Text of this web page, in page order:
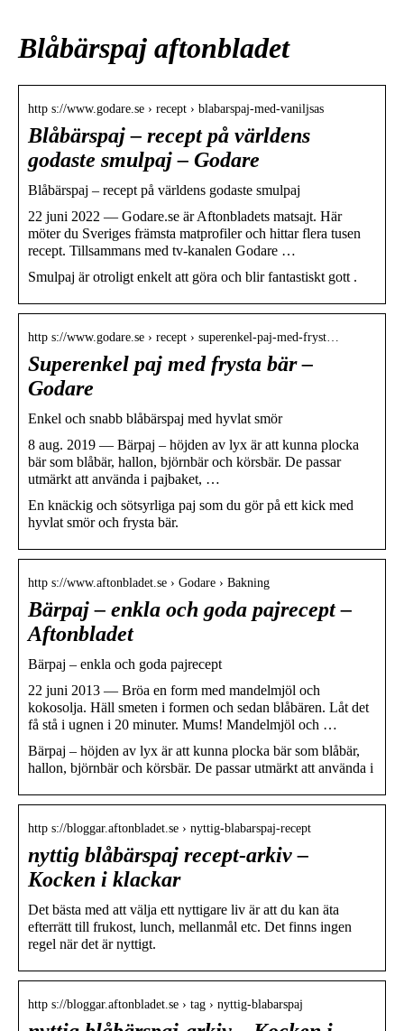
Blåbärspaj aftonbladet
http s://www.godare.se › recept › blabarspaj-med-vaniljsas
Blåbärspaj – recept på världens
godaste smulpaj – Godare
Blåbärspaj – recept på världens godaste smulpaj
22 juni 2022 — Godare.se är Aftonbladets matsajt. Här
möter du Sveriges främsta matprofiler och hittar flera tusen
recept. Tillsammans med tv-kanalen Godare …
Smulpaj är otroligt enkelt att göra och blir fantastiskt gott .
http s://www.godare.se › recept › superenkel-paj-med-fryst…
Superenkel paj med frysta bär –
Godare
Enkel och snabb blåbärspaj med hyvlat smör
8 aug. 2019 — Bärpaj – höjden av lyx är att kunna plocka
bär som blåbär, hallon, björnbär och körsbär. De passar
utmärkt att använda i pajbaket, …
En knäckig och sötsyrliga paj som du gör på ett kick med
hyvlat smör och frysta bär.
http s://www.aftonbladet.se › Godare › Bakning
Bärpaj – enkla och goda pajrecept –
Aftonbladet
Bärpaj – enkla och goda pajrecept
22 juni 2013 — Bröa en form med mandelmjöl och
kokosolja. Häll smeten i formen och sedan blåbären. Låt det
få stå i ugnen i 20 minuter. Mums! Mandelmjöl och …
Bärpaj – höjden av lyx är att kunna plocka bär som blåbär,
hallon, björnbär och körsbär. De passar utmärkt att använda i
http s://bloggar.aftonbladet.se › nyttig-blabarspaj-recept
nyttig blåbärspaj recept-arkiv –
Kocken i klackar
Det bästa med att välja ett nyttigare liv är att du kan äta
efterrätt till frukost, lunch, mellanmål etc. Det finns ingen
regel när det är nyttigt.
http s://bloggar.aftonbladet.se › tag › nyttig-blabarspaj